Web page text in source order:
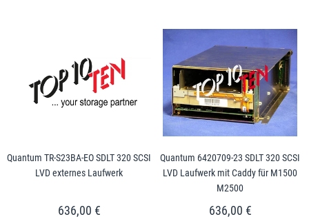
Quantum TR-S23BA-EO SDLT 320 SCSI
LVD externes Laufwerk
636,00 €
Quantum 6420709-23 SDLT 320 SCSI
LVD Laufwerk mit Caddy für M1500
M2500
636,00 €